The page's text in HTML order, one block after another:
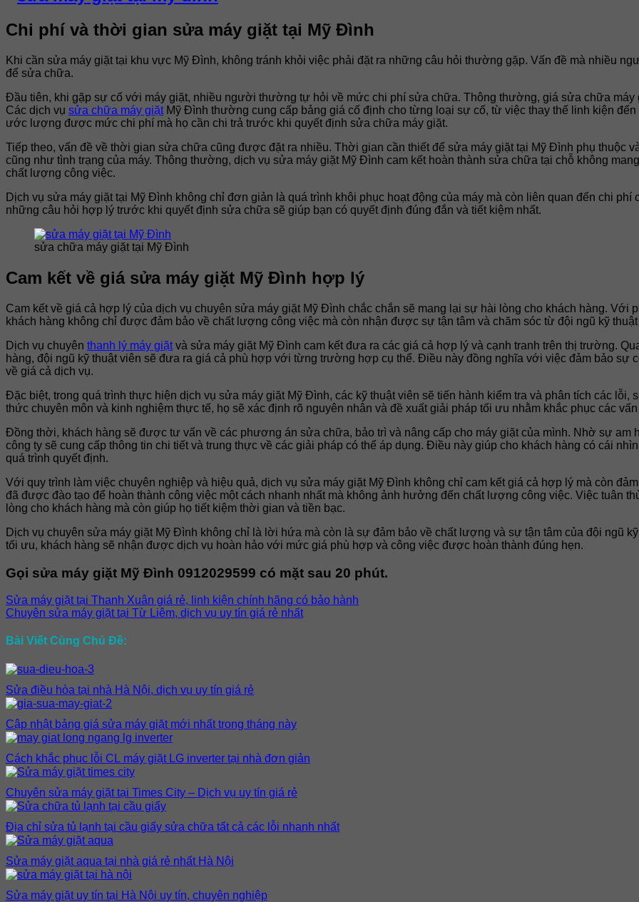
Chi phí và thời gian sửa máy giặt tại Mỹ Đình
Khi cần sửa máy giặt tại khu vực Mỹ Đình, không tránh khỏi việc phải đặt ra những câu hỏi thường gặp. Vấn đề mà nhiều
để sửa chữa.
Đầu tiên, khi gặp sự cố với máy giặt, nhiều người thường tự hỏi về mức chi phí sửa chữa. Thông thường, giá sửa chữa máy
Các dịch vụ sửa chữa máy giặtMỹ Đình thường cung cấp bảng giá cố định cho từng loại sự cố, từ việc thay thế linh kiện
ước lượng được mức chi phí mà họ cần chi trả trước khi quyết định sửa chữa máy giặt.
Tiếp theo, vấn đề về thời gian sửa chữa cũng được đặt ra nhiều. Thời gian cần thiết để sửa máy giặt tại Mỹ Đình phụ thuộc
cũng như tình trạng của máy. Thông thường, dịch vụ sửa máy giặt Mỹ Đình cam kết hoàn thành sửa chữa tại chỗ không
chất lượng công việc.
Dịch vụ sửa máy giặt tại Mỹ Đình không chỉ đơn giản là quá trình khôi phục hoạt động của máy mà còn liên quan đến chi
những câu hỏi hợp lý trước khi quyết định sửa chữa sẽ giúp bạn có quyết định đúng đắn và tiết kiệm nhất.
sửa chữa máy giặt tại Mỹ Đình
Cam kết về giá sửa máy giặt Mỹ Đình hợp lý
Cam kết về giá cả hợp lý của dịch vụ chuyên sửa máy giặt Mỹ Đình chắc chắn sẽ mang lại sự hài lòng cho khách hàng. Với
khách hàng không chỉ được đảm bảo về chất lượng công việc mà còn nhận được sự tận tâm và chăm sóc từ đội ngũ kỹ thuật
Dịch vụ chuyên thanh lý máy giặtvà sửa máy giặt Mỹ Đình cam kết đưa ra các giá cả hợp lý và cạnh tranh trên thị trường.
hàng, đội ngũ kỹ thuật viên sẽ đưa ra giá cả phù hợp với từng trường hợp cụ thể. Điều này đồng nghĩa với việc đảm bảo sự
về giá cả dịch vụ.
Đặc biệt, trong quá trình thực hiện dịch vụ sửa máy giặt Mỹ Đình, các kỹ thuật viên sẽ tiến hành kiểm tra và phân tích các
thức chuyên môn và kinh nghiệm thực tế, họ sẽ xác định rõ nguyên nhân và đề xuất giải pháp tối ưu nhằm khắc phục các
Đồng thời, khách hàng sẽ được tư vấn về các phương án sửa chữa, bảo trì và nâng cấp cho máy giặt của mình. Nhờ sự am
công ty sẽ cung cấp thông tin chi tiết và trung thực về các giải pháp có thể áp dụng. Điều này giúp cho khách hàng có cái
quá trình quyết định.
Với quy trình làm việc chuyên nghiệp và hiệu quả, dịch vụ sửa máy giặt Mỹ Đình không chỉ cam kết giá cả hợp lý mà còn
đã được đào tạo để hoàn thành công việc một cách nhanh nhất mà không ảnh hưởng đến chất lượng công việc. Việc tuân
lòng cho khách hàng mà còn giúp họ tiết kiệm thời gian và tiền bạc.
Dịch vụ chuyên sửa máy giặt Mỹ Đình không chỉ là lời hứa mà còn là sự đảm bảo về chất lượng và sự tận tâm của đội ngũ
tối ưu, khách hàng sẽ nhận được dịch vụ hoàn hảo với mức giá phù hợp và công việc được hoàn thành đúng hẹn.
Gọi sửa máy giặt Mỹ Đình 0912029599 có mặt sau 20 phút.
Sửa máy giặt tại Thanh Xuân giá rẻ, linh kiện chính hãng có bảo hành
Chuyên sửa máy giặt tại Từ Liêm, dịch vụ uy tín giá rẻ nhất
Bài Viết Cùng Chủ Đề:
Sửa điều hòa tại nhà Hà Nội, dịch vụ uy tín giá rẻ
Cập nhật bảng giá sửa máy giặt mới nhất trong tháng này
Cách khắc phục lỗi CL máy giặt LG inverter tại nhà đơn giản
Chuyên sửa máy giặt tại Times City – Dịch vụ uy tín giá rẻ
Địa chỉ sửa tủ lạnh tại cầu giấy sửa chữa tất cả các lỗi nhanh nhất
Sửa máy giặt aqua tại nhà giá rẻ nhất Hà Nội
Sửa máy giặt uy tín tại Hà Nội uy tín, chuyên nghiệp